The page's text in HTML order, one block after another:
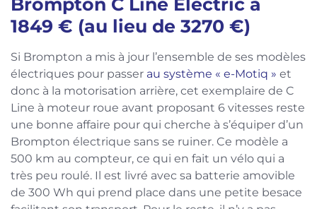
1849 € (au lieu de 3270 €)
Si Brompton a mis à jour l’ensemble de ses modèles
électriques pour passer au système « e-Motiq » et
donc à la motorisation arrière, cet exemplaire de C
Line à moteur roue avant proposant 6 vitesses reste
une bonne affaire pour qui cherche à s’équiper d’un
Brompton électrique sans se ruiner. Ce modèle a
500 km au compteur, ce qui en fait un vélo qui a
très peu roulé. Il est livré avec sa batterie amovible
de 300 Wh qui prend place dans une petite besace